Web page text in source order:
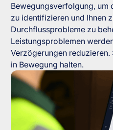
Bewegungsverfolgung, um
zu identifizieren und Ihnen
Durchflussprobleme zu
Leistungsproblemen
Verzögerungen reduzieren.
in Bewegung halten.